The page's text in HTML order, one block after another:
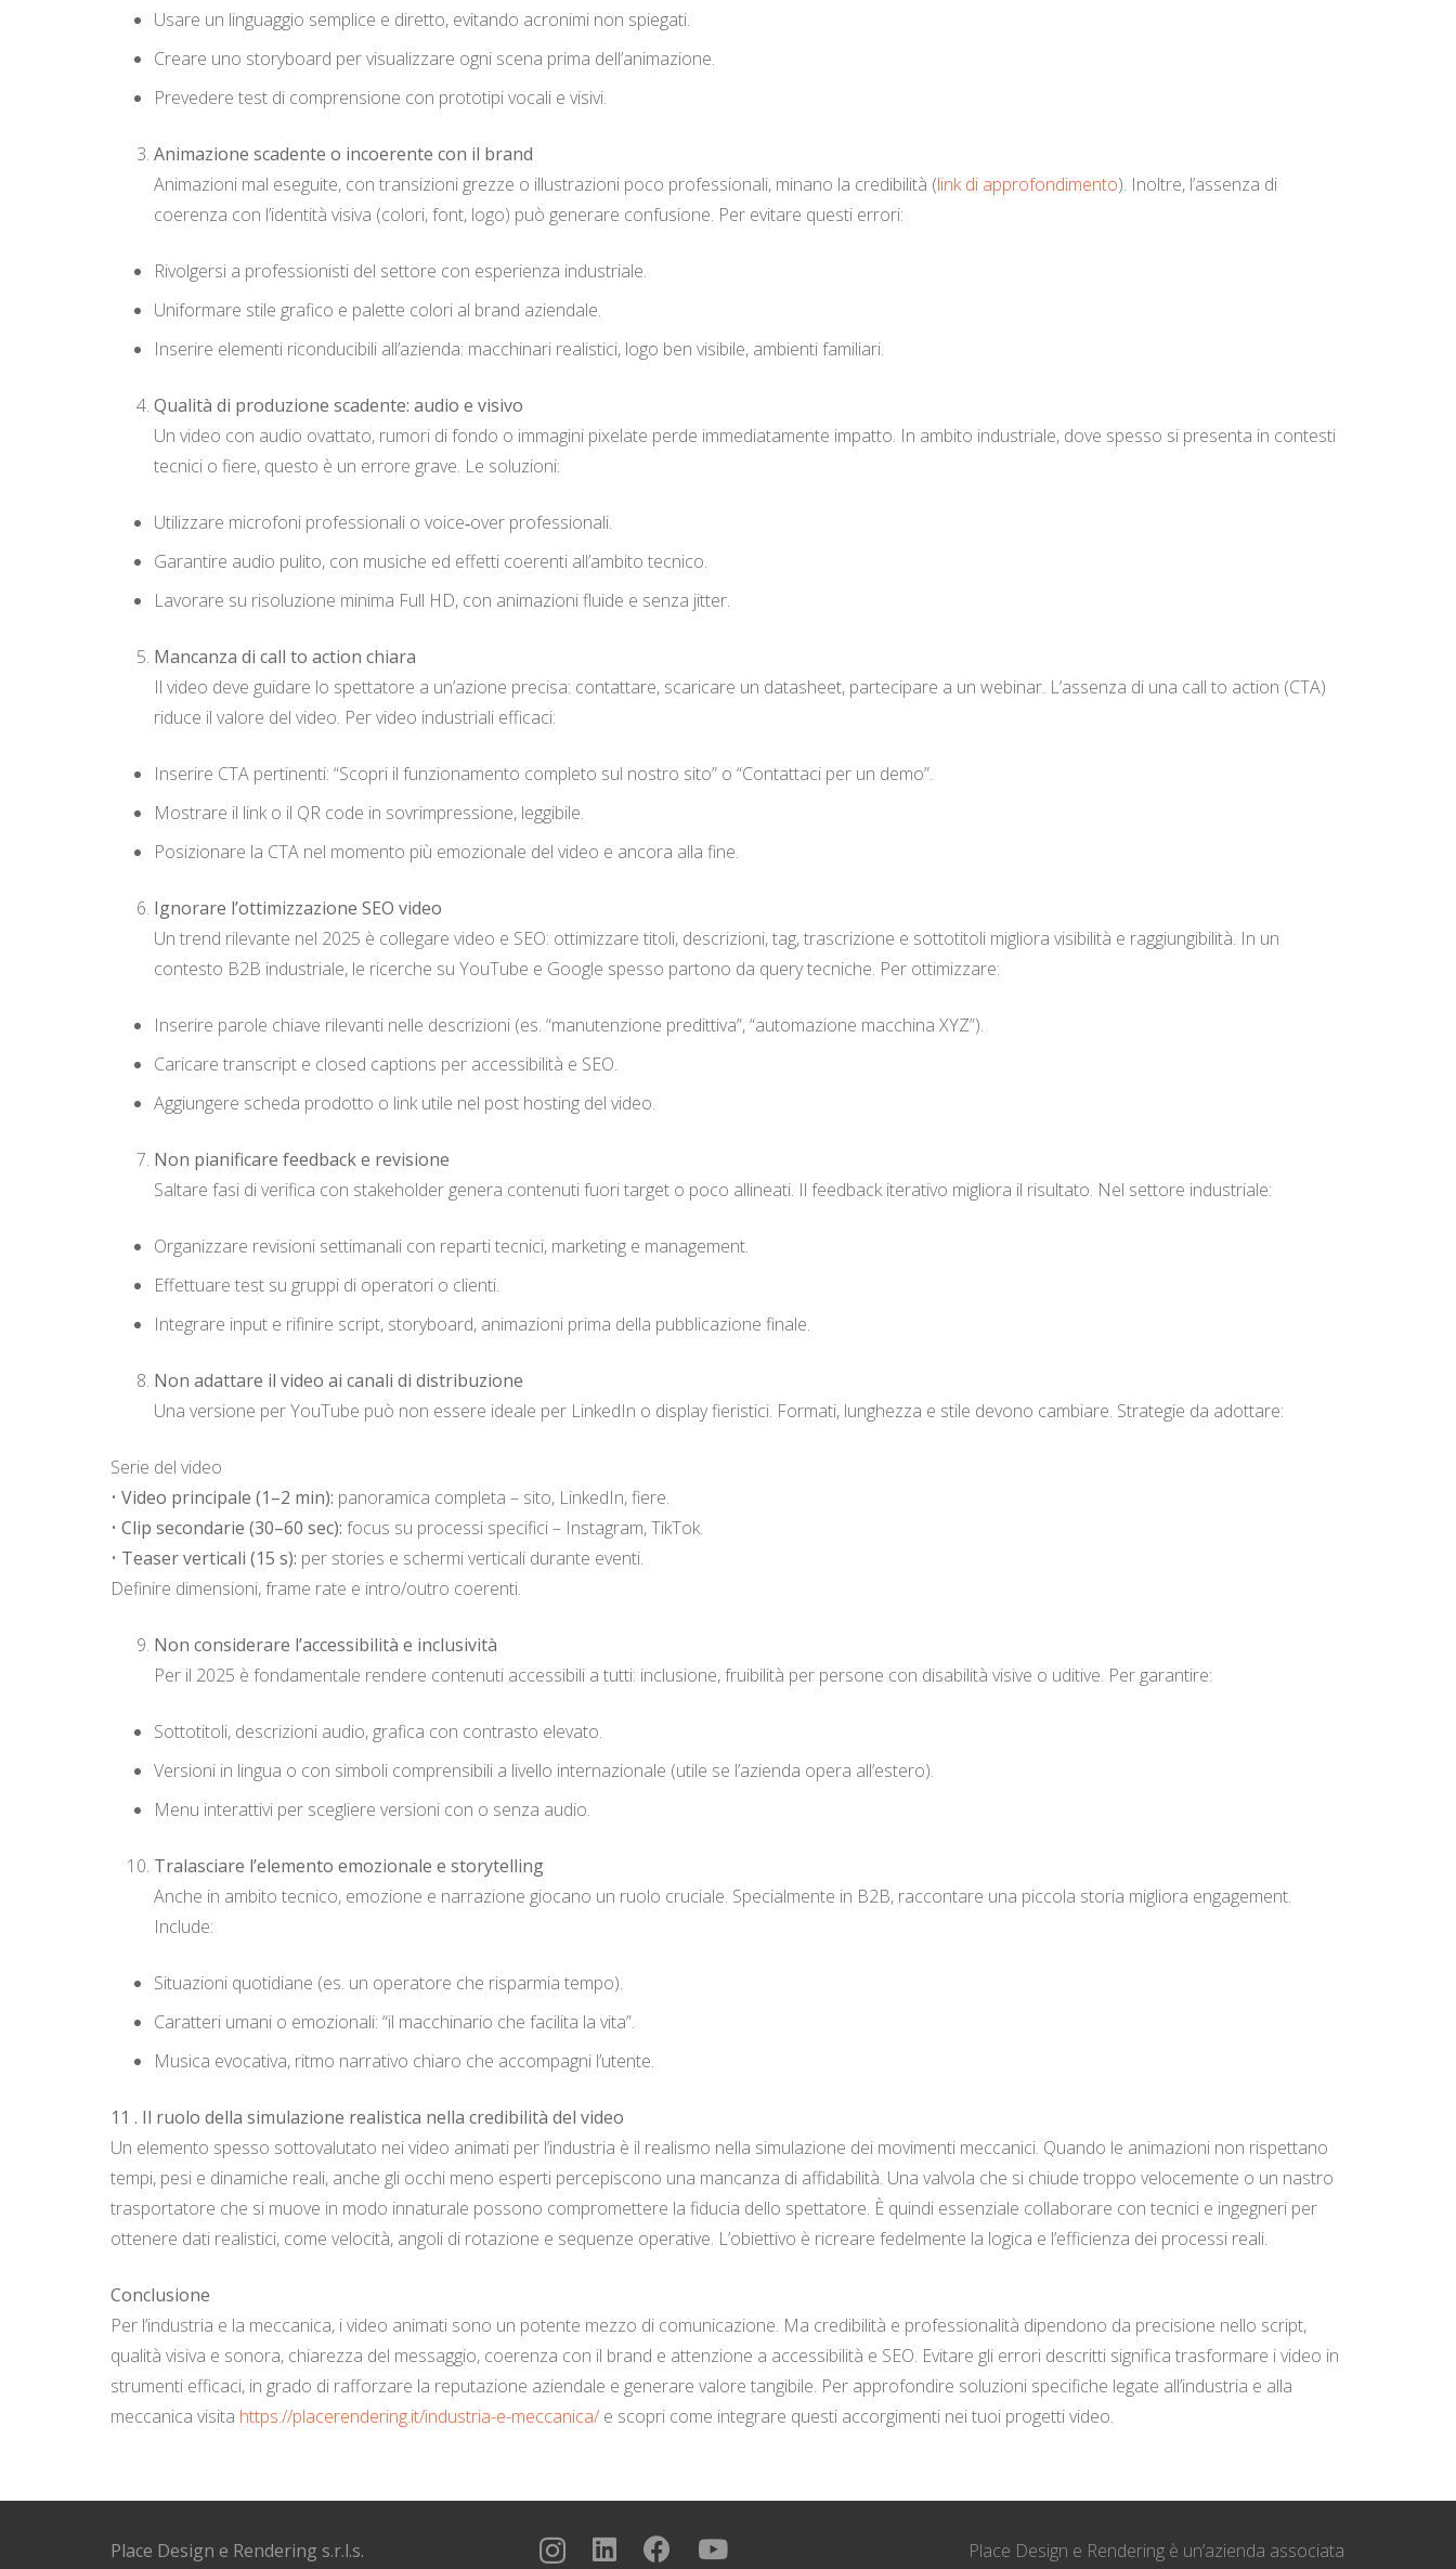
Usare un linguaggio semplice e diretto, evitando acronimi non spiegati.
Creare uno storyboard per visualizzare ogni scena prima dell’animazione.
Prevedere test di comprensione con prototipi vocali e visivi.
Animazione scadente o incoerente con il brand
Animazioni mal eseguite, con transizioni grezze o illustrazioni poco professionali, minano la credibilità (link di approfondimento). Inoltre, l’assenza di
coerenza con l’identità visiva (colori, font, logo) può generare confusione. Per evitare questi errori:
Rivolgersi a professionisti del settore con esperienza industriale.
Uniformare stile grafico e palette colori al brand aziendale.
Inserire elementi riconducibili all’azienda: macchinari realistici, logo ben visibile, ambienti familiari.
Qualità di produzione scadente: audio e visivo
Un video con audio ovattato, rumori di fondo o immagini pixelate perde immediatamente impatto. In ambito industriale, dove spesso si presenta in contesti
tecnici o fiere, questo è un errore grave. Le soluzioni:
Utilizzare microfoni professionali o voice‑over professionali.
Garantire audio pulito, con musiche ed effetti coerenti all’ambito tecnico.
Lavorare su risoluzione minima Full HD, con animazioni fluide e senza jitter.
Mancanza di call to action chiara
Il video deve guidare lo spettatore a un’azione precisa: contattare, scaricare un datasheet, partecipare a un webinar. L’assenza di una call to action (CTA)
riduce il valore del video. Per video industriali efficaci:
Inserire CTA pertinenti: “Scopri il funzionamento completo sul nostro sito” o “Contattaci per un demo”.
Mostrare il link o il QR code in sovrimpressione, leggibile.
Posizionare la CTA nel momento più emozionale del video e ancora alla fine.
Ignorare l’ottimizzazione SEO video
Un trend rilevante nel 2025 è collegare video e SEO: ottimizzare titoli, descrizioni, tag, trascrizione e sottotitoli migliora visibilità e raggiungibilità. In un
contesto B2B industriale, le ricerche su YouTube e Google spesso partono da query tecniche. Per ottimizzare:
Inserire parole chiave rilevanti nelle descrizioni (es. “manutenzione predittiva”, “automazione macchina XYZ”).
Caricare transcript e closed captions per accessibilità e SEO.
Aggiungere scheda prodotto o link utile nel post hosting del video.
Non pianificare feedback e revisione
Saltare fasi di verifica con stakeholder genera contenuti fuori target o poco allineati. Il feedback iterativo migliora il risultato. Nel settore industriale:
Organizzare revisioni settimanali con reparti tecnici, marketing e management.
Effettuare test su gruppi di operatori o clienti.
Integrare input e rifinire script, storyboard, animazioni prima della pubblicazione finale.
Non adattare il video ai canali di distribuzione
Una versione per YouTube può non essere ideale per LinkedIn o display fieristici. Formati, lunghezza e stile devono cambiare. Strategie da adottare:
Serie del video
• Video principale (1–2 min): panoramica completa – sito, LinkedIn, fiere.
• Clip secondarie (30–60 sec): focus su processi specifici – Instagram, TikTok.
• Teaser verticali (15 s): per stories e schermi verticali durante eventi.
Definire dimensioni, frame rate e intro/outro coerenti.
Non considerare l’accessibilità e inclusività
Per il 2025 è fondamentale rendere contenuti accessibili a tutti: inclusione, fruibilità per persone con disabilità visive o uditive. Per garantire:
Sottotitoli, descrizioni audio, grafica con contrasto elevato.
Versioni in lingua o con simboli comprensibili a livello internazionale (utile se l’azienda opera all’estero).
Menu interattivi per scegliere versioni con o senza audio.
Tralasciare l’elemento emozionale e storytelling
Anche in ambito tecnico, emozione e narrazione giocano un ruolo cruciale. Specialmente in B2B, raccontare una piccola storia migliora engagement.
Include:
Situazioni quotidiane (es. un operatore che risparmia tempo).
Caratteri umani o emozionali: “il macchinario che facilita la vita”.
Musica evocativa, ritmo narrativo chiaro che accompagni l’utente.
11 . Il ruolo della simulazione realistica nella credibilità del video
Un elemento spesso sottovalutato nei video animati per l’industria è il realismo nella simulazione dei movimenti meccanici. Quando le animazioni non rispettano
tempi, pesi e dinamiche reali, anche gli occhi meno esperti percepiscono una mancanza di affidabilità. Una valvola che si chiude troppo velocemente o un nastro
trasportatore che si muove in modo innaturale possono compromettere la fiducia dello spettatore. È quindi essenziale collaborare con tecnici e ingegneri per
ottenere dati realistici, come velocità, angoli di rotazione e sequenze operative. L’obiettivo è ricreare fedelmente la logica e l’efficienza dei processi reali.
Conclusione
Per l’industria e la meccanica, i video animati sono un potente mezzo di comunicazione. Ma credibilità e professionalità dipendono da precisione nello script,
qualità visiva e sonora, chiarezza del messaggio, coerenza con il brand e attenzione a accessibilità e SEO. Evitare gli errori descritti significa trasformare i video in
strumenti efficaci, in grado di rafforzare la reputazione aziendale e generare valore tangibile. Per approfondire soluzioni specifiche legate all’industria e alla
meccanica visita https://placerendering.it/industria-e-meccanica/ e scopri come integrare questi accorgimenti nei tuoi progetti video.
Place Design e Rendering s.r.l.s. Place Design e Rendering è un’azienda associata